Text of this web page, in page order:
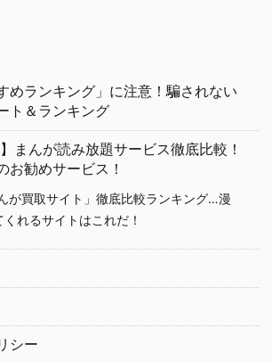
めランキング」に注意！騙されない
ト＆ランキング
まんが読み放題サービス徹底比較！
お勧めサービス！
が買取サイト」徹底比較ランキング…漫
れるサイトはこれだ！
シー